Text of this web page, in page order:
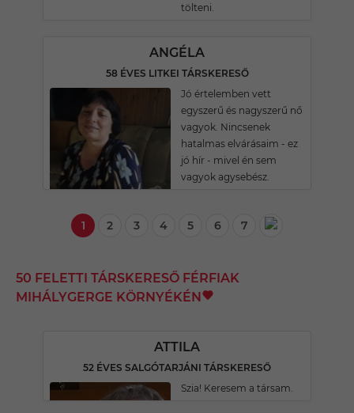
tölteni.
ANGÉLA
58 ÉVES LITKEI TÁRSKERESŐ
Jó értelemben vett
egyszerű és nagyszerű nő
vagyok. Nincsenek
hatalmas elvárásaim - ez
jó hír - mivel én sem
vagyok agysebész.
1 2 3 4 5 6 7
50 FELETTI TÁRSKERESŐ FÉRFIAK
MIHÁLYGERGE KÖRNYÉKÉN
ATTILA
52 ÉVES SALGÓTARJÁNI TÁRSKERESŐ
Szia! Keresem a társam.